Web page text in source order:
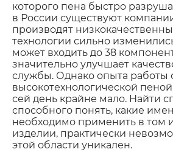
которого пена быстро
в России существуют
производят
технологии сильно
может входить до 38
значительно улучшает
службы. Однако опыта работы
высокотехнологической
сей день крайне мало. Найти
способного понять, какие
необходимо применить в том
изделии, практически
этой области уникален.